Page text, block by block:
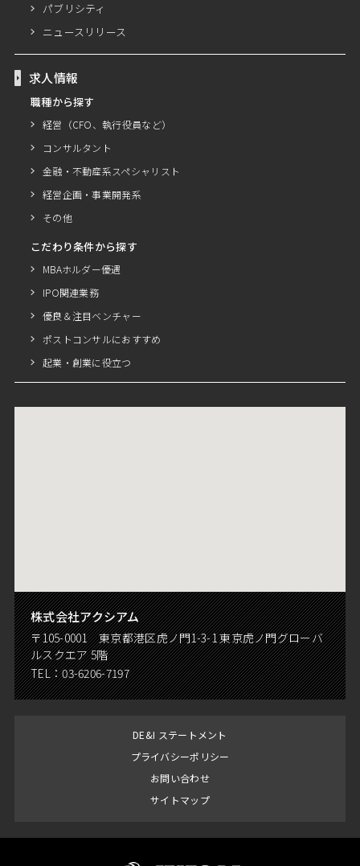
パブリシティ
ニュースリリース
求人情報
職種から探す
経営（CFO、執行役員など）
コンサルタント
金融・不動産系スペシャリスト
経営企画・事業開発系
その他
こだわり条件から探す
MBAホルダー優遇
IPO関連業務
優良＆注目ベンチャー
ポストコンサルにおすすめ
起業・創業に役立つ
株式会社アクシアム
〒105-0001 東京都港区虎ノ門1-3-1 東京虎ノ門グローバ
ルスクエア 5階
TEL：03-6206-7197
DE&I ステートメント
プライバシーポリシー
お問い合わせ
サイトマップ